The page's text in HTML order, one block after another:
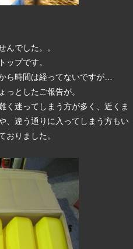
んでした。。
ップです。
ら時間は経ってないですが…
っとしたご報告が。
く迷ってしまう方が多く、近くま
、違う通りに入ってしまう方もい
おりました。